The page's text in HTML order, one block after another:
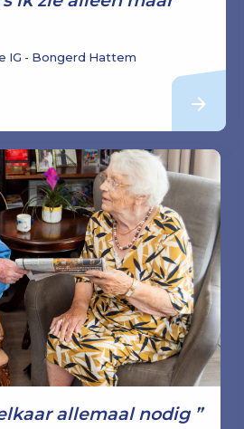
IG - Bongerd Hattem
allemaal nodig